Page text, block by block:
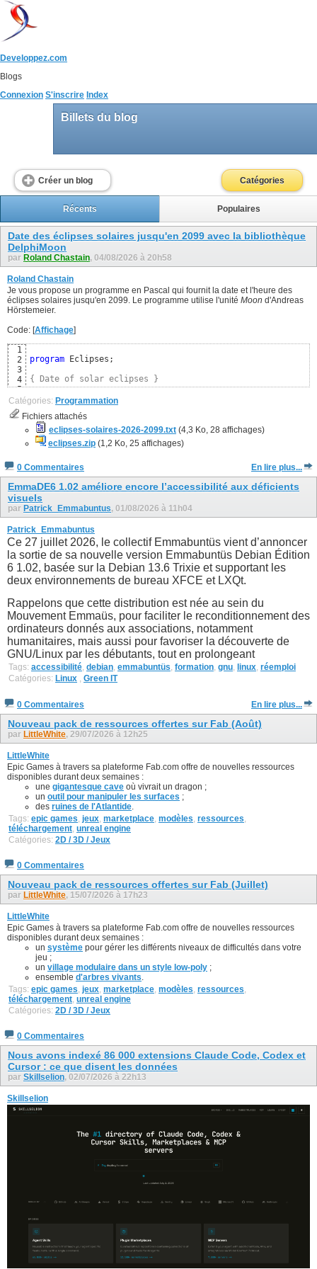
Developpez.com
Blogs
Connexion S'inscrire Index
Billets du blog
Créer un blog Catégories
Récents Populaires
Date des éclipses solaires jusqu'en 2099 avec la bibliothèque
DelphiMoon
par Roland Chastain, 04/08/2026 à 20h58
Roland Chastain
Je vous propose un programme en Pascal qui fournit la date et l'heure des
éclipses solaires jusqu'en 2099. Le programme utilise l'unité Moon d'Andreas
Hörstemeier.
Code: [Affichage]
1
2
3
4
5
6
7
8
12
13
14
program Eclipses;
{ Date of solar eclipses }
uses
  Moon;
{ https://github.com/wp-xyz/delphimoon }
const
  CSolarEclipse =
TRUE ; { Uniquement les éclipses
{$DEFINE FRENCH}
{$IFDEF FRENCH}
Catégories: Programmation
Fichiers attachés
eclipses-solaires-2026-2099.txt (4,3 Ko, 28 affichages)
eclipses.zip (1,2 Ko, 25 affichages)
0 Commentaires En lire plus...
EmmaDE6 1.02 améliore encore l’accessibilité aux déficients
visuels
par Patrick_Emmabuntus, 01/08/2026 à 11h04
Patrick_Emmabuntus
Ce 27 juillet 2026, le collectif Emmabuntüs vient d’annoncer
la sortie de sa nouvelle version Emmabuntüs Debian Édition
6 1.02, basée sur la Debian 13.6 Trixie et supportant les
deux environnements de bureau XFCE et LXQt.
Rappelons que cette distribution est née au sein du
Mouvement Emmaüs, pour faciliter le reconditionnement des
ordinateurs donnés aux associations, notamment
humanitaires, mais aussi pour favoriser la découverte de
GNU/Linux par les débutants, tout en prolongeant
Tags: accessibilité, debian, emmabuntüs, formation, gnu, linux, réemploi
Catégories: Linux , Green IT
0 Commentaires En lire plus...
Nouveau pack de ressources offertes sur Fab (Août)
par LittleWhite, 29/07/2026 à 12h25
LittleWhite
Epic Games à travers sa plateforme Fab.com offre de nouvelles ressources
disponibles durant deux semaines :
une gigantesque cave où vivrait un dragon ;
un outil pour manipuler les surfaces ;
des ruines de l'Atlantide.
Tags: epic games jeux marketplace modèles ressources
téléchargement unreal engine
Catégories: 2D / 3D / Jeux
0 Commentaires
Nouveau pack de ressources offertes sur Fab (Juillet)
par LittleWhite, 15/07/2026 à 17h23
LittleWhite
Epic Games à travers sa plateforme Fab.com offre de nouvelles ressources
disponibles durant deux semaines :
un système pour gérer les différents niveaux de difficultés dans votre
jeu ;
un village modulaire dans un style low-poly ;
ensemble d'arbres vivants.
Tags: epic games jeux marketplace modèles ressources
téléchargement unreal engine
Catégories: 2D / 3D / Jeux
0 Commentaires
Nous avons indexé 86 000 extensions Claude Code, Codex et
Cursor : ce que disent les données
par Skillselion, 02/07/2026 à 22h13
Skillselion